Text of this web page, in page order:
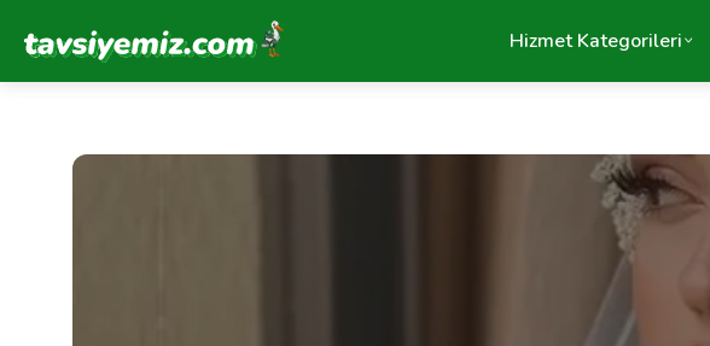
Tavsiyemiz Anasayfa Hizmet Kategorileri